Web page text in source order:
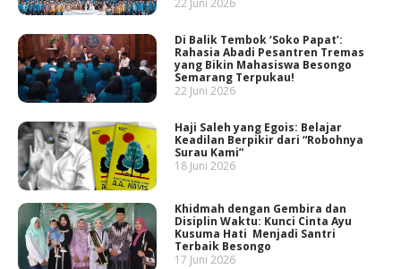
Di Balik Tembok ‘Soko Papat’:
Rahasia Abadi Pesantren Tremas
yang Bikin Mahasiswa Besongo
Semarang Terpukau!
22 Juni 2026
Haji Saleh yang Egois: Belajar
Keadilan Berpikir dari “Robohnya
Surau Kami”
18 Juni 2026
Khidmah dengan Gembira dan
Disiplin Waktu: Kunci Cinta Ayu
Kusuma Hati Menjadi Santri
Terbaik Besongo
17 Juni 2026